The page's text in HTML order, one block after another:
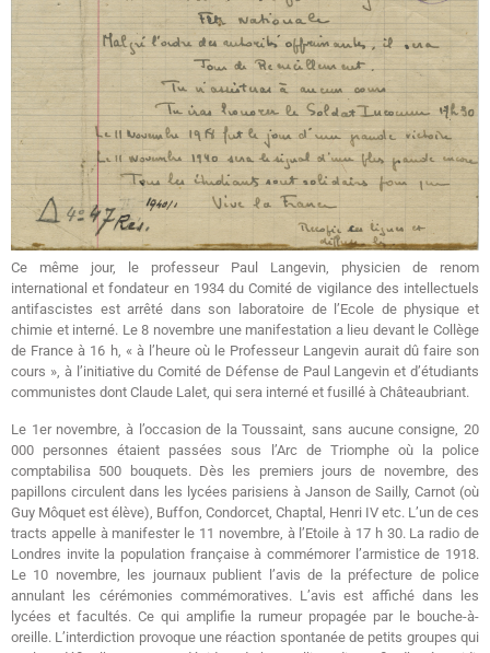
Ce même jour, le professeur Paul Langevin, physicien de renom
international et fondateur en 1934 du Comité de vigilance des intellectuels
antifascistes est arrêté dans son laboratoire de l’Ecole de physique et
chimie et interné. Le 8 novembre une manifestation a lieu devant le Collège
de France à 16 h, « à l’heure où le Professeur Langevin aurait dû faire son
cours », à l’initiative du Comité de Défense de Paul Langevin et d’étudiants
communistes dont Claude Lalet, qui sera interné et fusillé à Châteaubriant.
Le 1er novembre, à l’occasion de la Toussaint, sans aucune consigne, 20
000 personnes étaient passées sous l’Arc de Triomphe où la police
comptabilisa 500 bouquets. Dès les premiers jours de novembre, des
papillons circulent dans les lycées parisiens à Janson de Sailly, Carnot (où
Guy Môquet est élève), Buffon, Condorcet, Chaptal, Henri IV etc. L’un de ces
tracts appelle à manifester le 11 novembre, à l’Etoile à 17 h 30. La radio de
Londres invite la population française à commémorer l’armistice de 1918.
Le 10 novembre, les journaux publient l’avis de la préfecture de police
annulant les cérémonies commémoratives. L’avis est affiché dans les
lycées et facultés. Ce qui amplifie la rumeur propagée par le bouche-à-
oreille. L’interdiction provoque une réaction spontanée de petits groupes qui